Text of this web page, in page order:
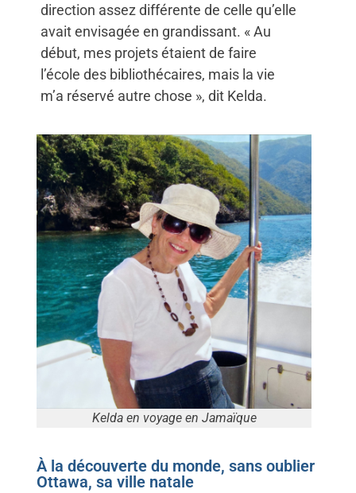
direction assez différente de celle qu’elle
avait envisagée en grandissant. « Au
début, mes projets étaient de faire
l’école des bibliothécaires, mais la vie
m’a réservé autre chose », dit Kelda.
Kelda en voyage en Jamaïque
À la découverte du monde, sans oublier
Ottawa, sa ville natale